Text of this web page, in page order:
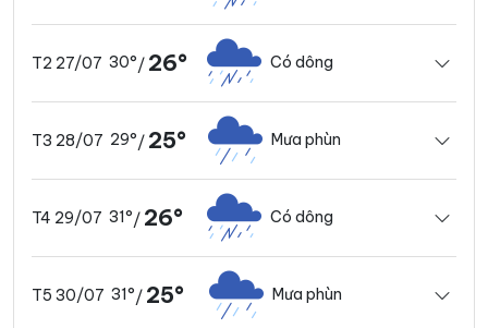
T2 27/07 30°/ 26° Có dông
T3 28/07 29°/ 25° Mưa phùn
T4 29/07 31°/ 26° Có dông
T5 30/07 31°/ 25° Mưa phùn